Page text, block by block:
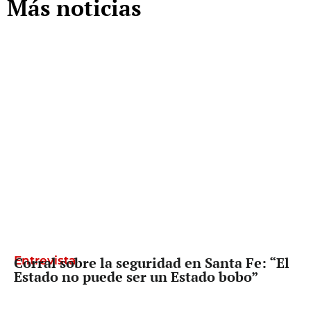
Más noticias
Entrevista
Corral sobre la seguridad en Santa Fe: “El
Estado no puede ser un Estado bobo”